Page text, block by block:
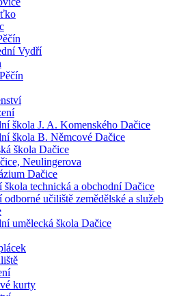
Vydří
škola J. A. Komenského Dačice
škola B. Němcové Dačice
škola Dačice
Neulingerova
Dačice
škola technická a obchodní Dačice
odborné učiliště zemědělské a služeb
umělecká škola Dačice
kurty